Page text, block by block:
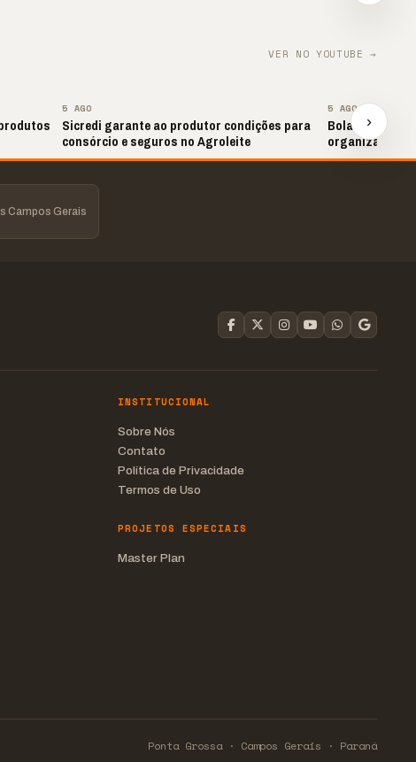
VER NO YOUTUBE →
5 AGO
Sicredi garante ao produtor condições para
consórcio e seguros no Agroleite
5 AGO
Bola Rolando:
organização
›
Campos Gerais
INSTITUCIONAL
Sobre Nós
Contato
Política de Privacidade
Termos de Uso
PROJETOS ESPECIAIS
Master Plan
Ponta Grossa · Campos Gerais · Paraná